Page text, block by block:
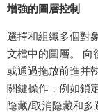
增強的圖層控制
選擇和組織多個對
文檔中的圖層。 向
或通過拖放前進并
關鍵操作，例如鎖
隐藏/取消隐藏和多